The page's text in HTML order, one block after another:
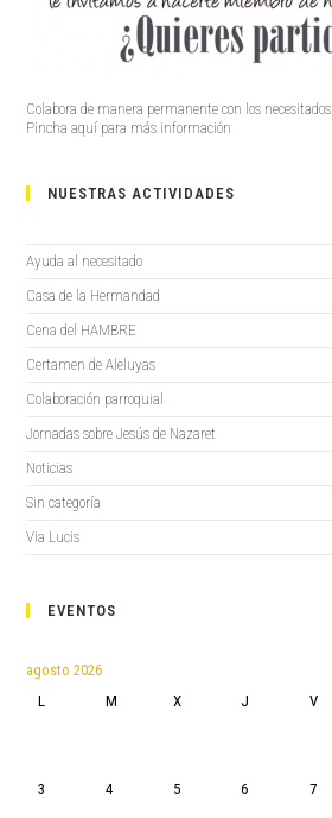
Colabora de manera permanente con los necesitados.
Pincha aquí para más información
NUESTRAS ACTIVIDADES
Ayuda al necesitado
Casa de la Hermandad
Cena del HAMBRE
Certamen de Aleluyas
Colaboración parroquial
Jornadas sobre Jesús de Nazaret
Noticias
Sin categoría
Via Lucis
EVENTOS
agosto 2026
L
M X J V
3 4 5 6 7